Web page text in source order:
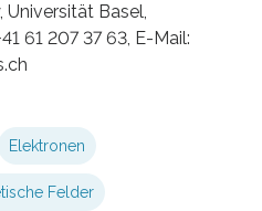
Universität Basel,
61 207 37 63, E-Mail:
Elektronen
Felder